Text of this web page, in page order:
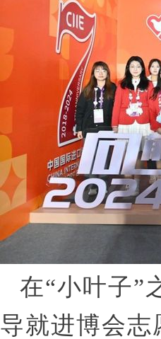
在“小叶子”
导就进博会